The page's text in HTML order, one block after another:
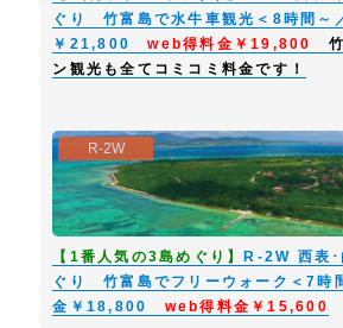
４．旅行代金に含まれるもの
当社パンフレット、ホームページ、旅行日程に明
食事代、入場・拝観料、及び旅行取扱料金、消費
① 当社は、天災地変、運送機関のスケジュール、
他やむをえない事由により旅行日程を変更する
② 上記の事由により定められた日程が変更された
とが出来なかった内容についてはその代金を返金
③ お客様の申し出により旅行内容を変更する場合
し受けます。
④ 当社は、運送機関の適用する運賃・料金が、著
ぐり 竹富島で水牛車観光＜8時間～
￥21,800web得料金￥19,800
ン観光も全てコミコミ料金です！
R-2W
【1番人気の3島めぐり】
R-2W 西表･
ぐり 竹富島でフリーウォーク＜7時
金￥18,800 web得料金￥15,600